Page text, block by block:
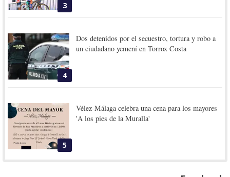
3
4
Dos detenidos por el secuestro, tortura y robo a
un ciudadano yemení en Torrox Costa
5
Vélez-Málaga celebra una cena para los mayores
'A los pies de la Muralla'